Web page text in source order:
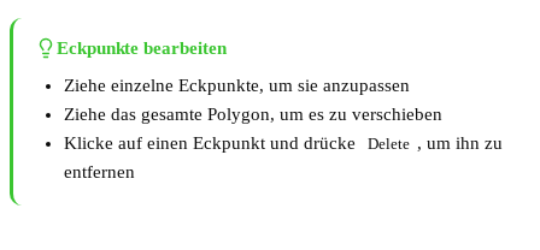
Eckpunkte bearbeiten
Ziehe einzelne Eckpunkte, um sie anzupassen
Ziehe das gesamte Polygon, um es zu verschieben
Klicke auf einen Eckpunkt und drücke
Delete , um ihn zu
entfernen